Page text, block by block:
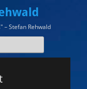
– Stefan Rehwald